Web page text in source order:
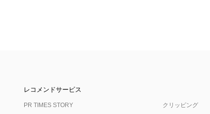
レコメンドサービス
PR TIMES STORY クリッピング